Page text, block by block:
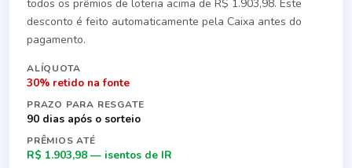
todos os prêmios de loteria acima de R$ 1.903,98. Este
desconto é feito automaticamente pela Caixa antes do
pagamento.
ALÍQUOTA
30% retido na fonte
PRAZO PARA RESGATE
90 dias após o sorteio
PRÊMIOS ATÉ
R$ 1.903,98 — isentos de IR